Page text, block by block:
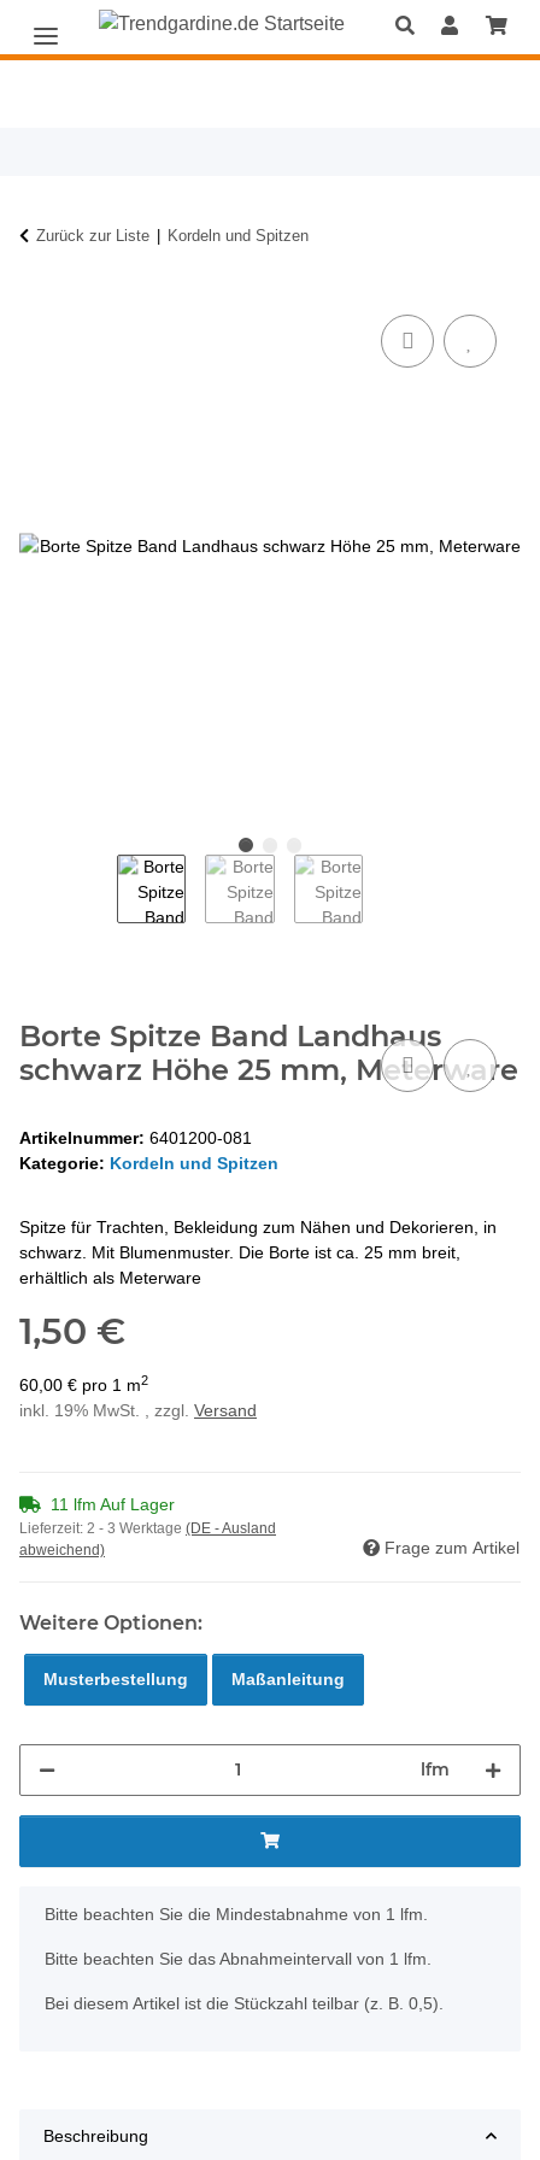
Zurück zur Liste Kordeln und Spitzen
Borte Spitze Band Landhaus
schwarz Höhe 25 mm, Meterware
Artikelnummer: 6401200-081
Kategorie: Kordeln und Spitzen
Spitze für Trachten, Bekleidung zum Nähen und Dekorieren, in
schwarz. Mit Blumenmuster. Die Borte ist ca. 25 mm breit,
erhältlich als Meterware
1,50 €
60,00 € pro 1 m2
inkl. 19% MwSt. , zzgl. Versand
11 lfm Auf Lager
Lieferzeit: 2 - 3 Werktage (DE - Ausland
abweichend)
Frage zum Artikel
Weitere Optionen:
Musterbestellung Maßanleitung
lfm
x
Bitte beachten Sie die Mindestabnahme von 1 lfm.
Bitte beachten Sie das Abnahmeintervall von 1 lfm.
Bei diesem Artikel ist die Stückzahl teilbar (z. B. 0,5).
Beschreibung